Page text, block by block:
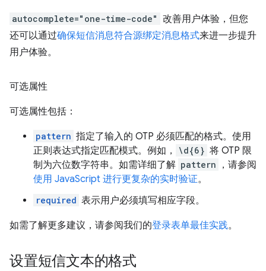
autocomplete="one-time-code" 改善用户体验，但您
还可以通过确保短信消息符合源绑定消息格式来进一步提升
用户体验。
可选属性
可选属性包括：
pattern 指定了输入的 OTP 必须匹配的格式。使用
正则表达式指定匹配模式。例如，
\d{6} 将 OTP 限
制为六位数字符串。如需详细了解 pattern
，请参阅
使用 JavaScript 进行更复杂的实时验证。
required 表示用户必须填写相应字段。
如需了解更多建议，请参阅我们的登录表单最佳实践。
设置短信文本的格式